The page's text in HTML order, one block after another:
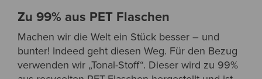
Zu 99% aus PET Flaschen
Machen wir die Welt ein Stück besser – und
bunter! Indeed geht diesen Weg. Für den Bezug
verwenden wir „Tonal-Stoff“. Dieser wird zu 99%